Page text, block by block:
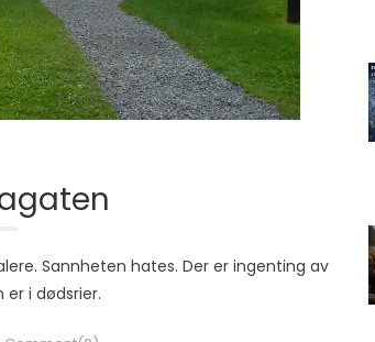
Sannheten hates. Der er ingenting av
er i dødsrier.